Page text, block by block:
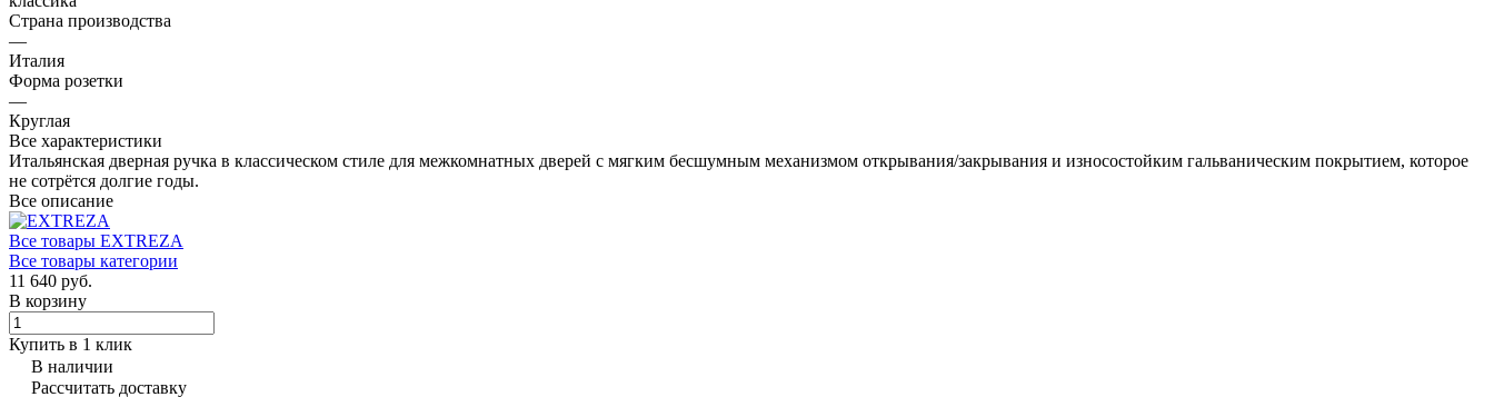
Страна производства
—
Италия
Форма розетки
—
Круглая
Все характеристики
Итальянская дверная ручка в классическом стиле для межкомнатных дверей с мягким бесшумным механизмом открывания/закрывания и износостойким гальваническим покрытием, которое
не сотрётся долгие годы.
Все описание
Все товары EXTREZA
Все товары категории
11 640 руб.
В корзину
Купить в 1 клик
В наличии
Рассчитать доставку